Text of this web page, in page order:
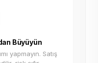
Büyüyün
yapmayın. Satış